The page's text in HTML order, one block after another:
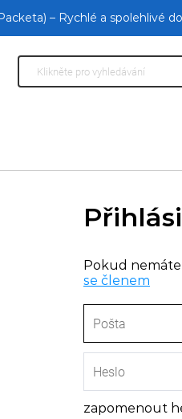
– Rychlé a spolehlivé
Pokud
se členem
zapomenout